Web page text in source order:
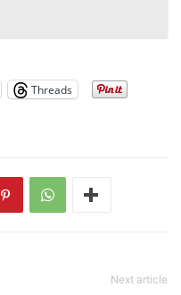
Threads
Next article